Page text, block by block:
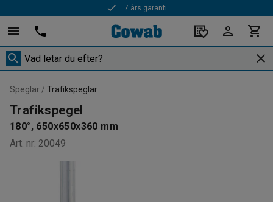
7 års garanti
Speglar Trafikspeglar
Trafikspegel
180°, 650x650x360 mm
Art. nr: 20049